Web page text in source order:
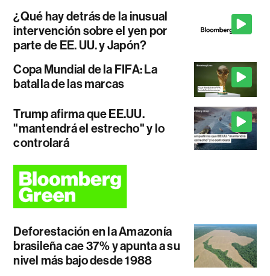
¿Qué hay detrás de la inusual
intervención sobre el yen por
parte de EE. UU. y Japón?
Copa Mundial de la FIFA: La
batalla de las marcas
Trump afirma que EE.UU.
"mantendrá el estrecho" y lo
controlará
Deforestación en la Amazonía
brasileña cae 37% y apunta a su
nivel más bajo desde 1988